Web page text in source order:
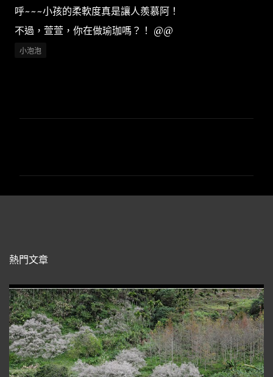
呼~~~小孩的柔軟度真是讓人羨慕阿！
不過，萱萱，你在做瑜珈嗎？！ @@
小泡泡
熱門文章